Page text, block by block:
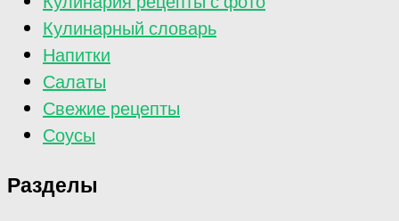
Кулинарный словарь
Напитки
Салаты
Свежие рецепты
Соусы
Разделы